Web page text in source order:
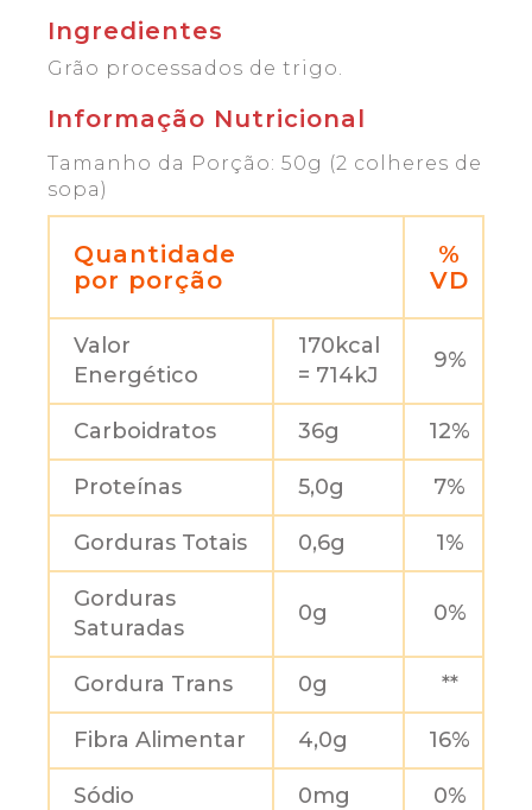
Ingredientes
Grão processados de trigo.
Informação Nutricional
Tamanho da Porção: 50g (2 colheres de
sopa)
Quantidade
por porção
%
VD
Valor
Energético
170kcal
= 714kJ
9%
Carboidratos 36g 12%
Proteínas 5,0g 7%
Gorduras Totais 0,6g 1%
Gorduras
Saturadas
0g 0%
Gordura Trans 0g **
Fibra Alimentar 4,0g 16%
Sódio 0mg 0%